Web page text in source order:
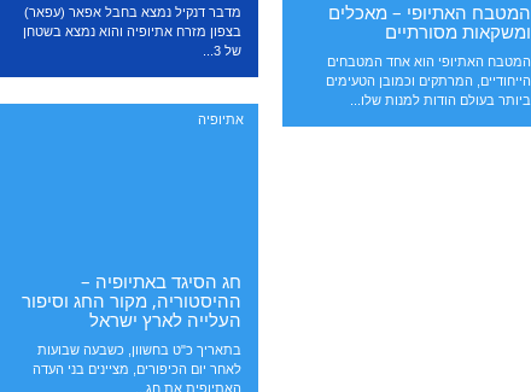
מדבר דנקיל נמצא בחבל אפאר (עפאר)
בצפון מזרח אתיופיה והוא נמצא בשטחן
של 3...
המטבח האתיופי – מאכלים
ומשקאות מסורתיים
המטבח האתיופי הוא אחד המטבחים
הייחודיים, המרתקים וכמובן הטעימים
ביותר בעולם הודות למנות שלו...
אתיופיה
חג הסיגד באתיופיה –
ההיסטוריה, מקור החג וסיפור
העלייה לארץ ישראל
בתאריך כ"ט בחשוון, כשבעה שבועות
לאחר יום הכיפורים, מציינים בני העדה
האתיופית את חג...